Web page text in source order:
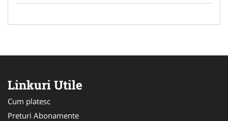
Linkuri Utile
Cum platesc
Preturi Abonamente